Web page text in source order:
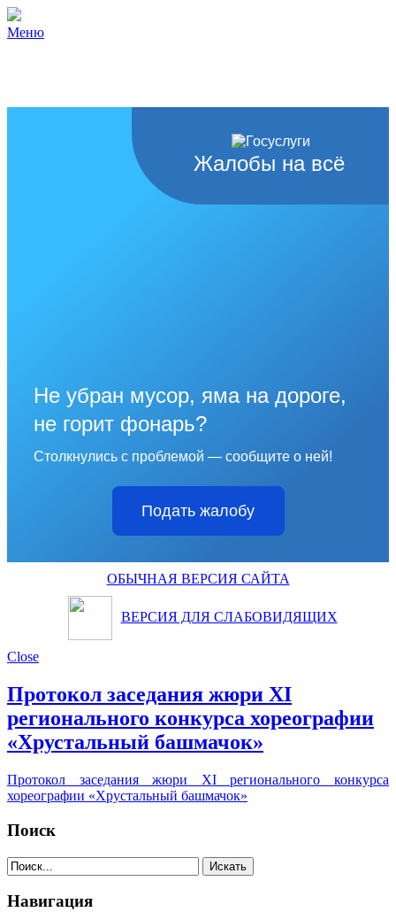
Меню
Жалобы на всё
Не убран мусор, яма на дороге,
не горит фонарь?
Столкнулись с проблемой — сообщите о ней!
Подать жалобу
ОБЫЧНАЯ ВЕРСИЯ САЙТА
ВЕРСИЯ ДЛЯ СЛАБОВИДЯЩИХ
Close
Протокол заседания жюри XI
регионального конкурса хореографии
«Хрустальный башмачок»
Протокол заседания жюри XI регионального конкурса
хореографии «Хрустальный башмачок»
Поиск
Навигация